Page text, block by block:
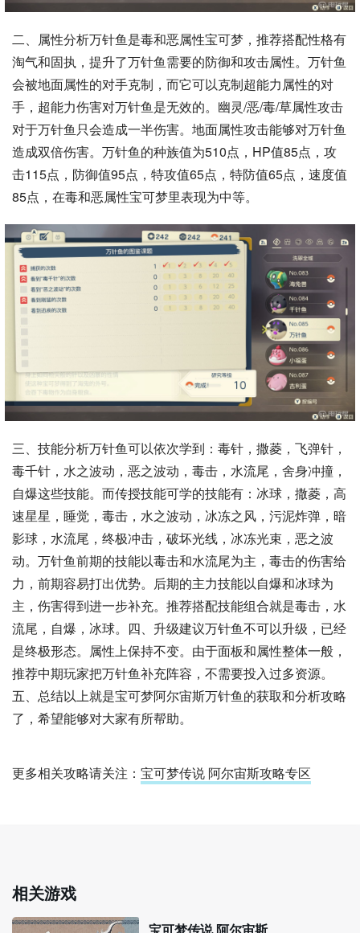
二、属性分析万针鱼是毒和恶属性宝可梦，推荐搭配性格有
淘气和固执，提升了万针鱼需要的防御和攻击属性。万针鱼
会被地面属性的对手克制，而它可以克制超能力属性的对
手，超能力伤害对万针鱼是无效的。幽灵/恶/毒/草属性攻击
对于万针鱼只会造成一半伤害。地面属性攻击能够对万针鱼
造成双倍伤害。万针鱼的种族值为510点，HP值85点，攻
击115点，防御值95点，特攻值65点，特防值65点，速度值
85点，在毒和恶属性宝可梦里表现为中等。
三、技能分析万针鱼可以依次学到：毒针，撒菱，飞弹针，
毒千针，水之波动，恶之波动，毒击，水流尾，舍身冲撞，
自爆这些技能。而传授技能可学的技能有：冰球，撒菱，高
速星星，睡觉，毒击，水之波动，冰冻之风，污泥炸弹，暗
影球，水流尾，终极冲击，破坏光线，冰冻光束，恶之波
动。万针鱼前期的技能以毒击和水流尾为主，毒击的伤害给
力，前期容易打出优势。后期的主力技能以自爆和冰球为
主，伤害得到进一步补充。推荐搭配技能组合就是毒击，水
流尾，自爆，冰球。四、升级建议万针鱼不可以升级，已经
是终极形态。属性上保持不变。由于面板和属性整体一般，
推荐中期玩家把万针鱼补充阵容，不需要投入过多资源。
五、总结以上就是宝可梦阿尔宙斯万针鱼的获取和分析攻略
了，希望能够对大家有所帮助。
更多相关攻略请关注： 宝可梦传说 阿尔宙斯攻略专区
相关游戏
宝可梦传说 阿尔宙斯